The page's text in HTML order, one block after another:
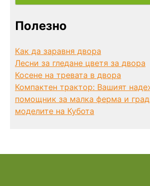
Полезно
Как да заравня двора
Лесни за гледане цветя за двора
Косене на тревата в двора
Компактен трактор: Вашият
помощник за малка ферма и
моделите на Кубота